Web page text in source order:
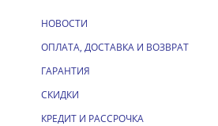
НОВОСТИ
ОПЛАТА, ДОСТАВКА И ВОЗВРАТ
ГАРАНТИЯ
СКИДКИ
КРЕДИТ И РАССРОЧКА